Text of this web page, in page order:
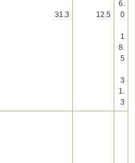
31.3 12.5
6.
0
1
8.
5
3
1.
3